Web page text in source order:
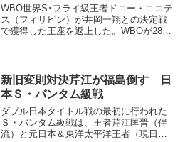
WBO世界S･フライ級王者ドニー・ニエテ
ス（フィリピン）が井岡一翔との決定戦
で獲得した王座を返上した。WBOが28日
ンズのマイケル...
新旧変則対決芹江が福島倒す 日
本Ｓ・バンタム級戦
ダブル日本タイトル戦の最初に行われた
Ｓ・バンタム級戦は、王者芹江匡晋（伴
流）と元日本＆東洋太平洋王者（現日本